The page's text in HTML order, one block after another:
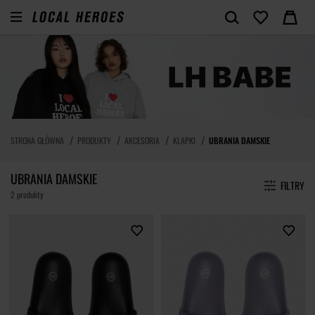
STRONA GŁÓWNA PRODUKTY AKCESORIA KLAPKI UBRANIA DAMSKIE
UBRANIA DAMSKIE
2 produkty
FILTRY